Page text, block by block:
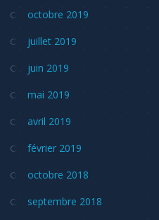
octobre 2019
juillet 2019
juin 2019
mai 2019
avril 2019
février 2019
octobre 2018
septembre 2018